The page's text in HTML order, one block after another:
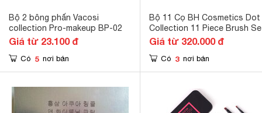
Bộ 2 bông phấn Vacosi
collection Pro-makeup BP-02
Giá từ 23.100 đ
Có 5 nơi bán
Bộ 11 Cọ BH Cosmetics Dot
Collection 11 Piece Brush
White
Giá từ 320.000 đ
Có 3 nơi bán